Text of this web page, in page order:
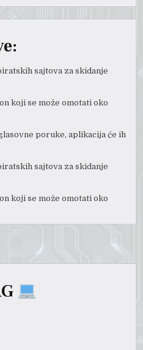
sajtova za skidanje
koji se može omotati oko
poruke, aplikacija će ih
sajtova za skidanje
koji se može omotati oko